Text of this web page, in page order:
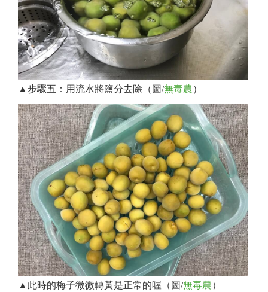
▲步驟五：用流水將鹽分去除（圖/無毒農）
▲此時的梅子微微轉黃是正常的喔（圖/無毒農）